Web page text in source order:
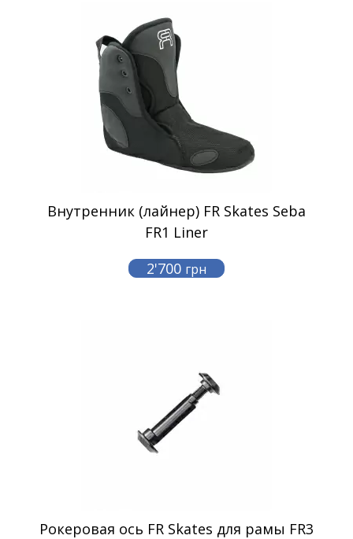
Внутренник (лайнер) FR Skates Seba
FR1 Liner
2'700 грн
Рокеровая ось FR Skates для рамы FR3